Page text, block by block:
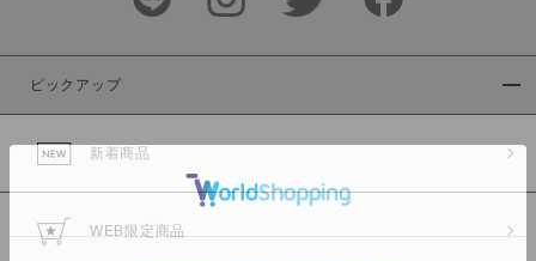
カラー
ピックアップ
新着商品
WEB限定商品